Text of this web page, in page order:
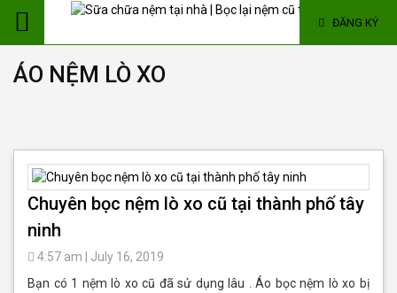
ĐĂNG KÝ
ÁO NỆM LÒ XO
Chuyên bọc nệm lò xo cũ tại thành phố tây
ninh
4:57 am
July 16, 2019
Bạn có 1 nệm lò xo cũ đã sử dụng lâu . Áo bọc nệm lò xo bị